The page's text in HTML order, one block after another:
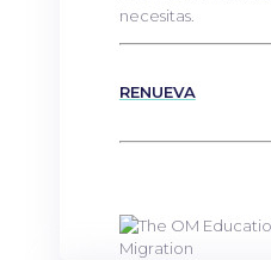
necesitas.
RENUEVA